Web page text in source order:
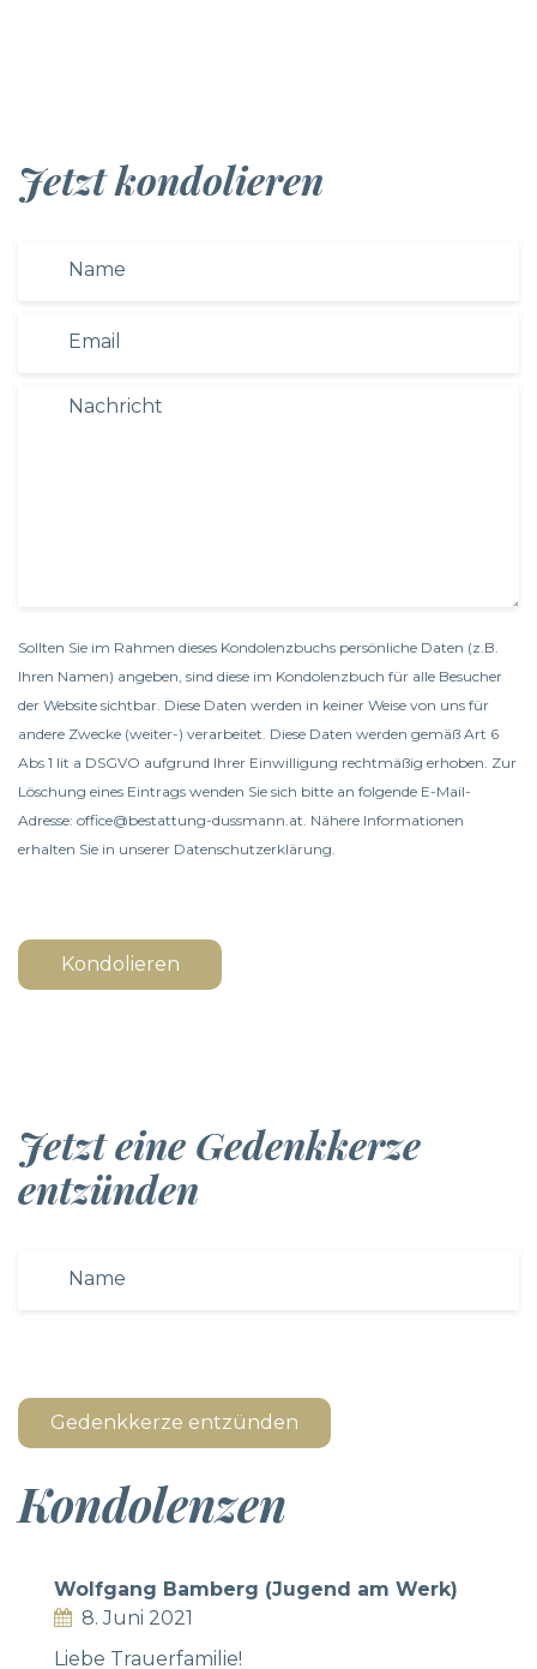
Jetzt kondolieren
Sollten Sie im Rahmen dieses Kondolenzbuchs persönliche Daten (z.B.
Ihren Namen) angeben, sind diese im Kondolenzbuch für alle Besucher
der Website sichtbar. Diese Daten werden in keiner Weise von uns für
andere Zwecke (weiter-) verarbeitet. Diese Daten werden gemäß Art 6
Abs 1 lit a DSGVO aufgrund Ihrer Einwilligung rechtmäßig erhoben. Zur
Löschung eines Eintrags wenden Sie sich bitte an folgende E-Mail-
Adresse: office@bestattung-dussmann.at. Nähere Informationen
erhalten Sie in unserer Datenschutzerklärung.
Kondolieren
Jetzt eine Gedenkkerze
entzünden
Gedenkkerze entzünden
Kondolenzen
Wolfgang Bamberg (Jugend am Werk)
8. Juni 2021
Liebe Trauerfamilie!